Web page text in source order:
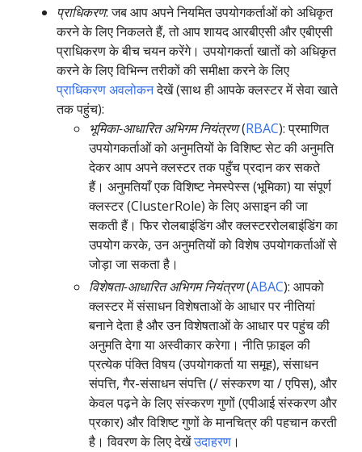
प्राधिकरण: जब आप अपने नियमित उपयोगकर्ताओं को अधिकृत
करने के लिए निकलते हैं, तो आप शायद आरबीएसी और एबीएसी
प्राधिकरण के बीच चयन करेंगे। उपयोगकर्ता खातों को अधिकृत
करने के लिए विभिन्न तरीकों की समीक्षा करने के लिए
प्राधिकरण अवलोकनदेखें (साथ ही आपके क्लस्टर में सेवा खाते
तक पहुंच):
भूमिका-आधारित अभिगम नियंत्रण(RBAC): प्रमाणित
उपयोगकर्ताओं को अनुमतियों के विशिष्ट सेट की अनुमति
देकर आप अपने क्लस्टर तक पहुँच प्रदान कर सकते
हैं। अनुमतियाँ एक विशिष्ट नेमस्पेस्स (भूमिका) या संपूर्ण
क्लस्टर (ClusterRole) के लिए असाइन की जा
सकती हैं। फिर रोलबाइंडिंग और क्लस्टररोलबाइंडिंग का
उपयोग करके, उन अनुमतियों को विशेष उपयोगकर्ताओं से
जोड़ा जा सकता है।
विशेषता-आधारित अभिगम नियंत्रण(ABAC): आपको
क्लस्टर में संसाधन विशेषताओं के आधार पर नीतियां
बनाने देता है और उन विशेषताओं के आधार पर पहुंच की
अनुमति देगा या अस्वीकार करेगा। नीति फ़ाइल की
प्रत्येक पंक्ति विषय (उपयोगकर्ता या समूह), संसाधन
संपत्ति, गैर-संसाधन संपत्ति (/ संस्करण या / एपिस), और
केवल पढ़ने के लिए संस्करण गुणों (एपीआई संस्करण और
प्रकार) और विशिष्ट गुणों के मानचित्र की पहचान करती
है। विवरण के लिए देखेंउदाहरण ।